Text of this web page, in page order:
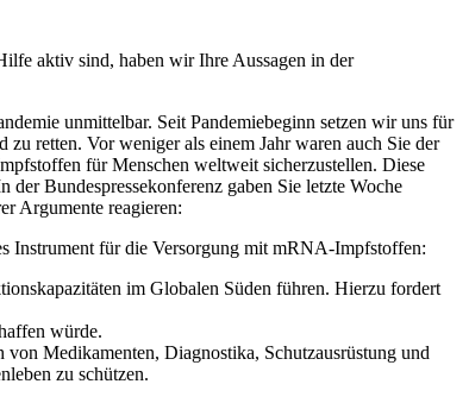
aktiv sind, haben wir Ihre Aussagen in der
unmittelbar. Seit Pandemiebeginn setzen wir uns für
retten. Vor weniger als einem Jahr waren auch Sie der
für Menschen weltweit sicherzustellen. Diese
Bundespressekonferenz gaben Sie letzte Woche
Argumente reagieren:
Instrument für die Versorgung mit mRNA-Impfstoffen:
im Globalen Süden führen. Hierzu fordert
würde.
Medikamenten, Diagnostika, Schutzausrüstung und
zu schützen.